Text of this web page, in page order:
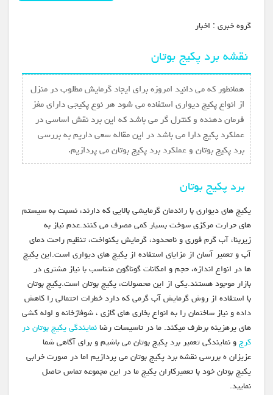
گروه خبري : اخبار
نقشه برد پکیج بوتان
همانطور که می دانید امروزه برای ایجاد گرمایش مطلوب در منزل
از انواع پکیج دیواری استفاده می شود هر نوع پکیجی دارای مغز
فرمان دهنده و کنترل گر می باشد که این برد نقش اساسی در
عملکرد پکیج دارا می باشد در این مقاله سعی داریم به بررسی
برد پکیج بوتان و عملکرد برد پکیج بوتان می پردازیم.
برد پکیج بوتان
پکیج های دیواری با راندمان گرمایشی بالایی که دارند، نسبت به سیستم
های حرارت مرکزی سوخت بسیار کمی مصرف می کنند.عدم نیاز به
زیربنا، آب گرم فوری و نامحدود، گرمایش یکنواخت، تنظیم راحت دمای
آب و تعمیر آسان از مزایای استفاده از پکیج های دیواری است.این پکیج
ها در انواع اندازه، حجم و امکانات گوناگون متناسب با نیاز مشتری در
بازار موجود هستند.یکی از این محصولات، پکیج بوتان است.پکیج بوتان
با استفاده از روش گرمایش آب گرمی که دارد خطرات احتمالی را کاهش
داده و نیاز ساختمان را به انواع بخاری های گازی ، شوفاژخانه و لوله کشی
های پرهزینه برطرف میکند. ما در تاسیسات رضانمایندگی پکیج بوتان در
کرجو نمایندگی تعمیر برد پکیج بوتان می باشیم و برای آگاهی شما
عزیزان ه بررسی نقشه برد پکیج بوتان می پردازیم اما در صورت خرابی
پکیج بوتان خود با تعمیرکاران پکیج ما در این مجموعه تماس حاصل
نمایید.